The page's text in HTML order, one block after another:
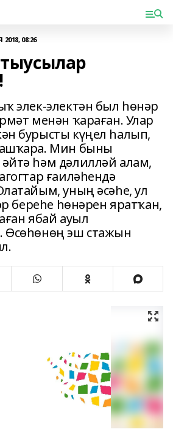
08:26
элек-электән был һөнәр
менән ҡараған. Улар
бурысты күңел һалып,
Мин быны
һәм дәлилләй алам,
ғаиләһендә
уның әсәһе, ул
береһе һөнәрен яратҡан,
ябай ауыл
Өсөһөнөң эш стажын